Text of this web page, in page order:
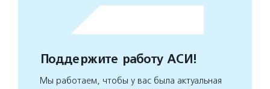
Поддержите работу АСИ!
Мы работаем, чтобы у вас была актуальная